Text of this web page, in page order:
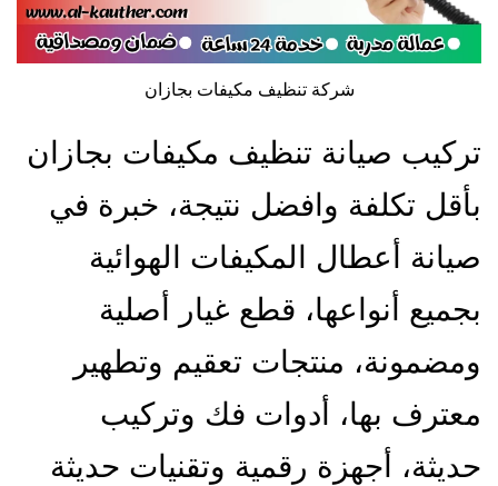
شركة تنظيف مكيفات بجازان
تركيب صيانة تنظيف مكيفات بجازان
بأقل تكلفة وافضل نتيجة، خبرة في
صيانة أعطال المكيفات الهوائية
بجميع أنواعها، قطع غيار أصلية
ومضمونة، منتجات تعقيم وتطهير
معترف بها، أدوات فك وتركيب
حديثة، أجهزة رقمية وتقنيات حديثة